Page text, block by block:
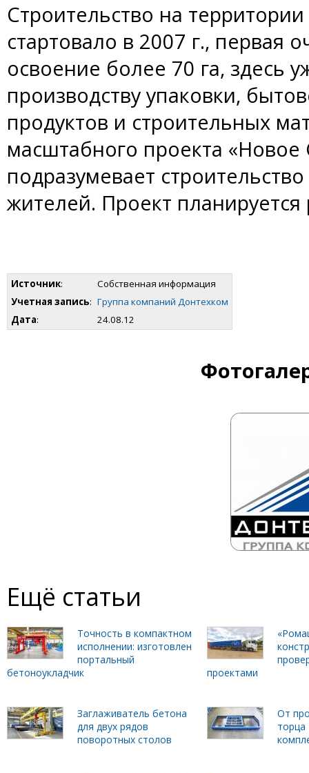
Строительство на
стартовало в 2007 г., первая
освоение более 70 га, здесь
производству упаковки,
продуктов и строительных
масштабного проекта «Новое
подразумевает
жителей. Проект планируется
Источник:
Собственная информация
Учетная запись: Группа компаний Донтехком
Дата: 24.08.12
Ещё статьи
Точность в компактном
исполнении: изготовлен
портальный
бетоноукладчик
проектами
Заглаживатель бетона
для двух рядов
поворотных столов
От